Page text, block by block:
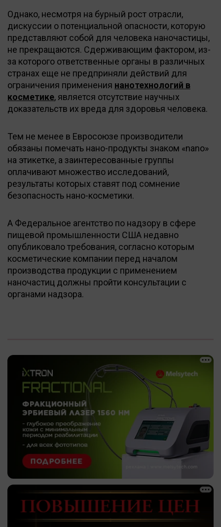
Однако, несмотря на бурный рост отрасли,
дискуссии о потенциальной опасности, которую
представляют собой для человека наночастицы,
не прекращаются. Сдерживающим фактором, из-
за которого ответственные органы в различных
странах еще не предприняли действий для
ограничения применения нанотехнологий в
косметике, является отсутствие научных
доказательств их вреда для здоровья человека.
Тем не менее в Евросоюзе производители
обязаны помечать нано-продукты знаком «nano»
на этикетке, а заинтересованные группы
оплачивают множество исследований,
результаты которых ставят под сомнение
безопасность нано-косметики.
А Федеральное агентство по надзору в сфере
пищевой промышленности США недавно
опубликовало требования, согласно которым
косметические компании перед началом
производства продукции с применением
наночастиц должны пройти консультации с
органами надзора.